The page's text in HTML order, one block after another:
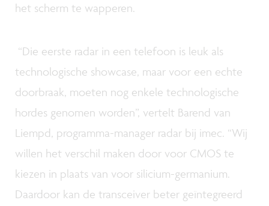
het scherm te wapperen.
“Die eerste radar in een telefoon is leuk als
technologische showcase, maar voor een echte
doorbraak, moeten nog enkele technologische
hordes genomen worden”, vertelt Barend van
Liempd, programma-manager radar bij imec. “Wij
willen het verschil maken door voor CMOS te
kiezen in plaats van voor silicium-germanium.
Daardoor kan de transceiver beter geïntegreerd